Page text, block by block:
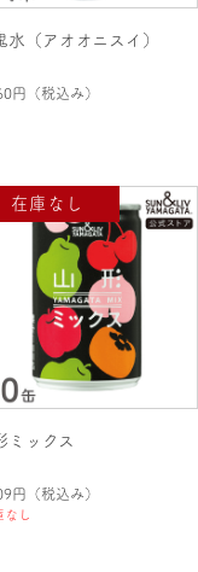
水（アオオニスイ）
円 （税込み）
ミックス
円 （税込み）
し